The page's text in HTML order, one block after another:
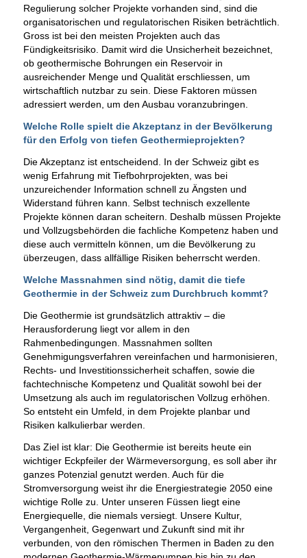
Regulierung solcher Projekte vorhanden sind, sind die
organisatorischen und regulatorischen Risiken beträchtlich.
Gross ist bei den meisten Projekten auch das
Fündigkeitsrisiko. Damit wird die Unsicherheit bezeichnet,
ob geothermische Bohrungen ein Reservoir in
ausreichender Menge und Qualität erschliessen, um
wirtschaftlich nutzbar zu sein. Diese Faktoren müssen
adressiert werden, um den Ausbau voranzubringen.
Welche Rolle spielt die Akzeptanz in der Bevölkerung
für den Erfolg von tiefen Geothermieprojekten?
Die Akzeptanz ist entscheidend. In der Schweiz gibt es
wenig Erfahrung mit Tiefbohrprojekten, was bei
unzureichender Information schnell zu Ängsten und
Widerstand führen kann. Selbst technisch exzellente
Projekte können daran scheitern. Deshalb müssen Projekte
und Vollzugsbehörden die fachliche Kompetenz haben und
diese auch vermitteln können, um die Bevölkerung zu
überzeugen, dass allfällige Risiken beherrscht werden.
Welche Massnahmen sind nötig, damit die tiefe
Geothermie in der Schweiz zum Durchbruch kommt?
Die Geothermie ist grundsätzlich attraktiv – die
Herausforderung liegt vor allem in den
Rahmenbedingungen. Massnahmen sollten
Genehmigungsverfahren vereinfachen und harmonisieren,
Rechts- und Investitionssicherheit schaffen, sowie die
fachtechnische Kompetenz und Qualität sowohl bei der
Umsetzung als auch im regulatorischen Vollzug erhöhen.
So entsteht ein Umfeld, in dem Projekte planbar und
Risiken kalkulierbar werden.
Das Ziel ist klar: Die Geothermie ist bereits heute ein
wichtiger Eckpfeiler der Wärmeversorgung, es soll aber ihr
ganzes Potenzial genutzt werden. Auch für die
Stromversorgung weist ihr die Energiestrategie 2050 eine
wichtige Rolle zu. Unter unseren Füssen liegt eine
Energiequelle, die niemals versiegt. Unsere Kultur,
Vergangenheit, Gegenwart und Zukunft sind mit ihr
verbunden, von den römischen Thermen in Baden zu den